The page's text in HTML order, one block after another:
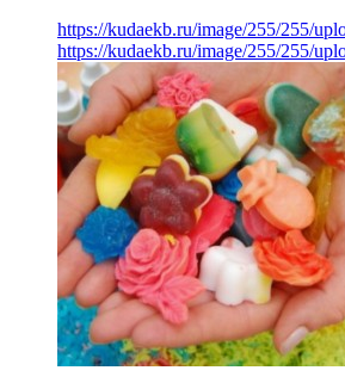
https://kudaekb.ru/image/255/255/
https://kudaekb.ru/image/255/255/